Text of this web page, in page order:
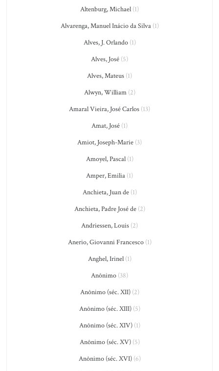
Altenburg, Michael (1)
Alvarenga, Manuel Inácio da Silva(1)
Alves, J. Orlando(1)
Alves, José (5)
Alves, Mateus (1)
Alwyn, William(2)
Amaral Vieira, José Carlos (13)
Amat, José (1)
Amiot, Joseph-Marie (3)
Amoyel, Pascal(1)
Amper, Emilia (1)
Anchieta, Juan de(1)
Anchieta, Padre José de(2)
Andriessen, Louis (2)
Anerio, Giovanni Francesco(1)
Anghel, Irinel(1)
Anônimo (38)
Anônimo (séc. XII)(2)
Anônimo (séc. XIII)(5)
Anônimo (séc. XIV)(1)
Anônimo (séc. XV)(5)
Anônimo (séc. XVI)(6)